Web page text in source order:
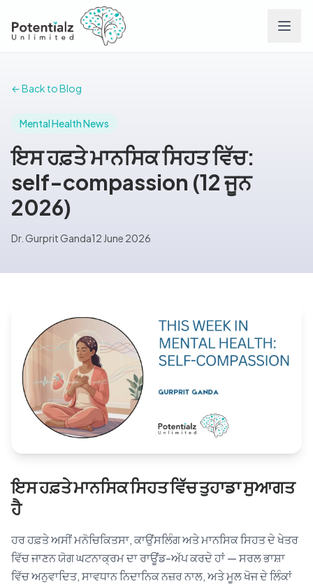
Careers
Conditions
Blog
Book Appointment
← Back to Blog
Mental Health News
ਇਸ ਹਫ਼ਤੇ ਮਾਨਸਿਕ ਸਿਹਤ ਵਿੱਚ:
self-compassion (12 ਜੂਨ
2026)
Dr. Gurprit Ganda12 June 2026
ਇਸ ਹਫ਼ਤੇ ਮਾਨਸਿਕ ਸਿਹਤ ਵਿੱਚ ਤੁਹਾਡਾ ਸੁਆਗਤ
ਹੈ
ਹਰ ਹਫ਼ਤੇ ਅਸੀਂ ਮਨੋਚਿਕਿਤਸਾ, ਕਾਉਂਸਲਿੰਗ ਅਤੇ ਮਾਨਸਿਕ ਸਿਹਤ ਦੇ ਖੇਤਰ
ਵਿੱਚ ਜਾਣਨ ਯੋਗ ਘਟਨਾਕ੍ਰਮ ਦਾ ਰਾਊਂਡ-ਅੱਪ ਕਰਦੇ ਹਾਂ — ਸਰਲ ਭਾਸ਼ਾ
ਵਿੱਚ ਅਨੁਵਾਦਿਤ, ਸਾਵਧਾਨ ਨਿਦਾਨਿਕ ਨਜ਼ਰ ਨਾਲ, ਅਤੇ ਮੂਲ ਖੋਜ ਦੇ ਲਿੰਕਾਂ